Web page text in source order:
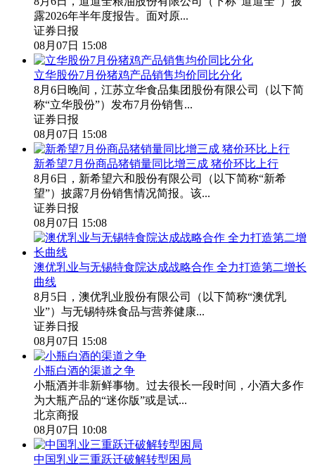
露2026年半年度报告。面对原...
证券日报
08月07日 15:08
立华股份7月份猪鸡产品销售均价同比分化
8月6日晚间，江苏立华食品集团股份有限公司（以下简
称“立华股份”）发布7月份销售...
证券日报
08月07日 15:08
新希望7月份商品猪销量同比增三成 猪价环比上行
8月6日，新希望六和股份有限公司（以下简称“新希
望”）披露7月份销售情况简报。该...
证券日报
08月07日 15:08
澳优乳业与无锡特食院达成战略合作 全力打造第二增长
曲线
8月5日，澳优乳业股份有限公司（以下简称“澳优乳
业”）与无锡特殊食品与营养健康...
证券日报
08月07日 15:08
小瓶白酒的渠道之争
小瓶酒并非新鲜事物。过去很长一段时间，小酒大多作
为大瓶产品的“迷你版”或是试...
北京商报
08月07日 10:08
中国乳业三重跃迁破解转型困局